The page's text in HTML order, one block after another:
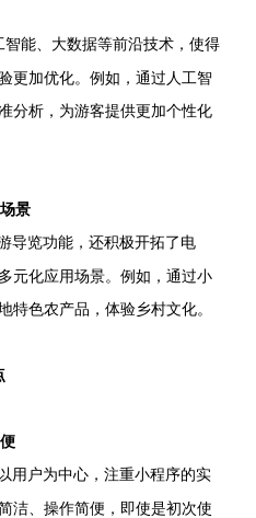
智能、大数据等前沿技术，使得
更加优化。例如，通过人工智
分析，为游客提供更加个性化
景
导览功能，还积极开拓了电
元化应用场景。例如，通过小
特色农产品，体验乡村文化。
用户为中心，注重小程序的实
洁、操作简便，即使是初次使